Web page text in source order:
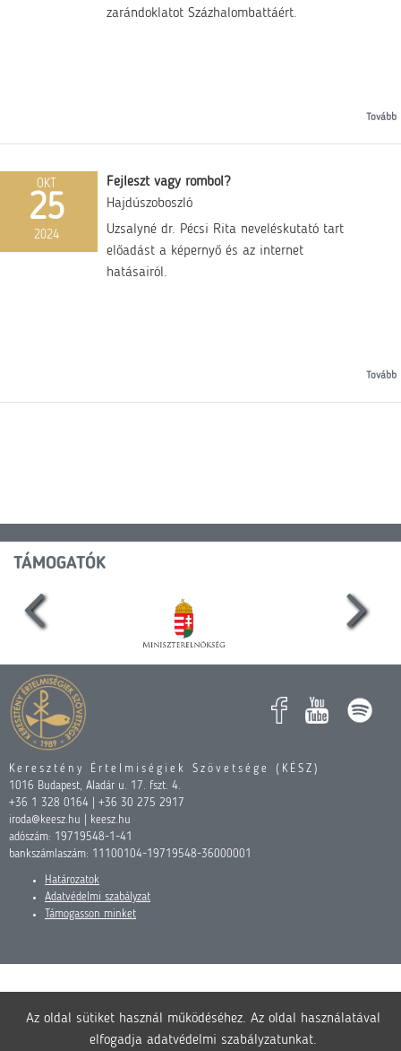
zarándoklatot Százhalombattáért.
Tovább
OKT
25
2024
Fejleszt vagy rombol?
Hajdúszoboszló
Uzsalyné dr. Pécsi Rita neveléskutató tart
előadást a képernyő és az internet
hatásairól.
Tovább
TÁMOGATÓK
Keresztény Értelmiségiek Szövetsége (KÉSZ)
1016 Budapest, Aladár u. 17. fszt. 4.
+36 1 328 0164 | +36 30 275 2917
iroda@keesz.hu | keesz.hu
adószám: 19719548-1-41
bankszámlaszám: 11100104-19719548-36000001
Határozatok
Adatvédelmi szabályzat
Támogasson minket
Az oldal sütiket használ működéséhez. Az oldal használatával
elfogadja adatvédelmi szabályzatunkat.